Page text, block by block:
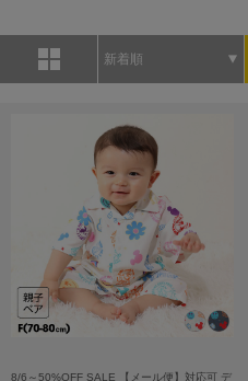
新着順
8/6～50%OFF SALE 【メール便】対応可 デ